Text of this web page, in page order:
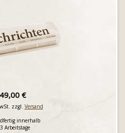
49,00 €
zzgl. Versand
innerhalb
Arbeitstage